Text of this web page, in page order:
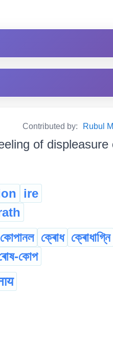
Contributed by: Rubul
of displeasure
ire
কোপানল ক্ৰোধ ক্ৰোধাগ্নি
কোপ